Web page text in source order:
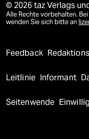
© 2026 taz Verlags
Alle Rechte vorbehalten.
wenden Sie sich bitte an
Feedback
Leitlinie Informant
Seitenwende